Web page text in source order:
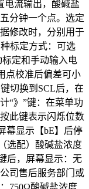
电流输出，酸碱盐
分钟一个点。选定
修改时，分别用于
标定方式：可选
标定和手动输入电
点校准后偏差可小
切换到SCL后，在
“》”键：在菜单功
此键表示闪烁位数
幕显示【bE】后停
选配）酸碱盐浓度
后，屏幕显示：无
司售后服务部门或